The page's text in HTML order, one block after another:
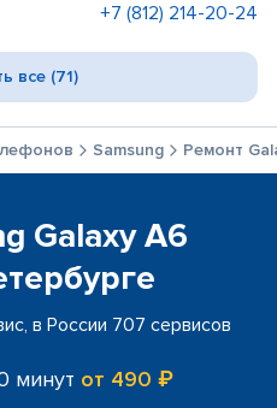
+7 (812) 214-20-24
все (71)
Samsung Ремонт
Galaxy A6
в России 707 сервисов
минут от 490 ₽